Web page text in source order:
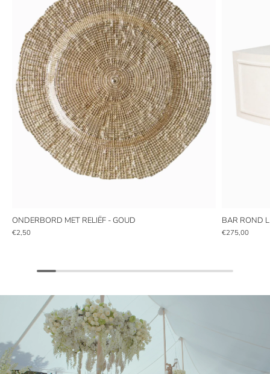
ONDERBORD MET RELIËF - GOUD
€2,50
BAR ROND
€275,00